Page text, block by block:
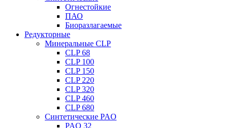
Огнестойкие
ПАО
Биоразлагаемые
Редукторные
Минеральные CLP
CLP 68
CLP 100
CLP 150
CLP 220
CLP 320
CLP 460
CLP 680
Синтетические PAO
PAO 32